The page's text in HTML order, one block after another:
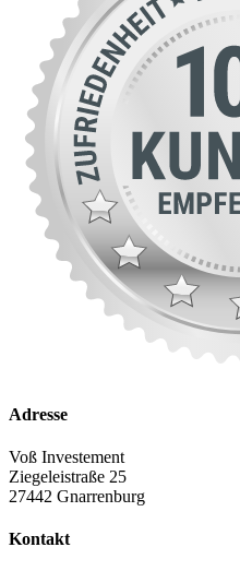
Adresse
Voß Investement
Ziegeleistraße 25
27442 Gnarrenburg
Kontakt